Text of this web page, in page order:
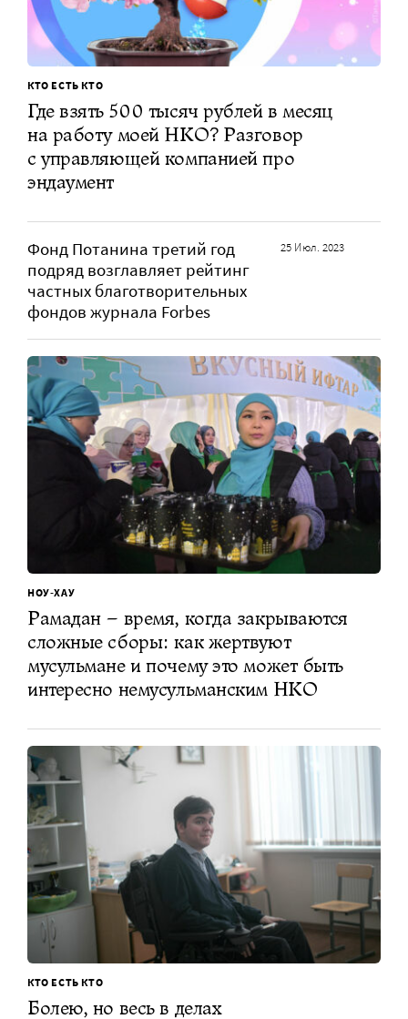
КТО ЕСТЬ КТО
Где взять 500 тысяч рублей в месяц
на работу моей НКО? Разговор
с управляющей компанией про
эндаумент
Фонд Потанина третий год
подряд возглавляет рейтинг
частных благотворительных
фондов журнала Forbes
25 Июл. 2023
НОУ-ХАУ
Рамадан – время, когда закрываются
сложные сборы: как жертвуют
мусульмане и почему это может быть
интересно немусульманским НКО
КТО ЕСТЬ КТО
Болею, но весь в делах